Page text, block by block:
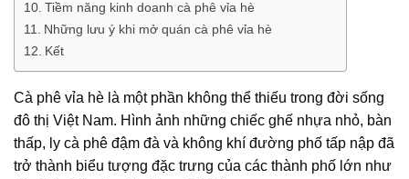
Tiềm năng kinh doanh cà phê vỉa hè
Những lưu ý khi mở quán cà phê vỉa hè
Kết
Cà phê vỉa hè là một phần không thể thiếu trong đời sống
đô thị Việt Nam. Hình ảnh những chiếc ghế nhựa nhỏ, bàn
thấp, ly cà phê đậm đà và không khí đường phố tấp nập đã
trở thành biểu tượng đặc trưng của các thành phố lớn như